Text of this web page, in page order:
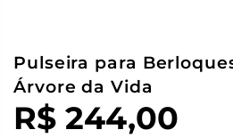
Pulseira para
Árvore da Vida
R$ 244,00